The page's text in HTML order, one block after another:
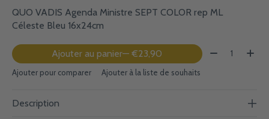
QUO VADIS Agenda Ministre SEPT COLOR rep ML
Céleste Bleu 16x24cm
Ajouter au panier — €23,90 Quantité:
Ajouter pour comparer Ajouter à la liste de souhaits
Description